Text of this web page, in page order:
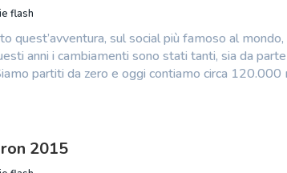
flash
quest’avventura, sul social più famoso al
anni i cambiamenti sono stati tanti, sia da
partiti da zero e oggi contiamo circa 120.000
2015